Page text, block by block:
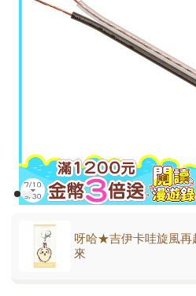
呀哈★吉伊卡哇旋風再
來